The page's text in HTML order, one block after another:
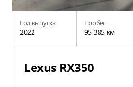
Год выпуска
2022
Пробег
95 385 км
Lexus RX350